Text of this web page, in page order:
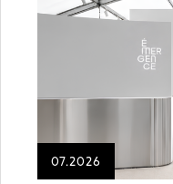
07.2026